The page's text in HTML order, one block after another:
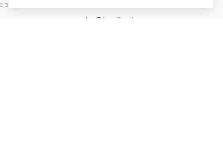
order@kupikashpo.ru